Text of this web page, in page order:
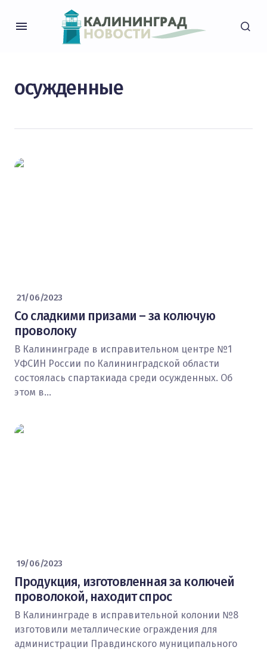
осужденные
21/06/2023
Со сладкими призами – за колючую
проволоку
В Калининграде в исправительном центре №1
УФСИН России по Калининградской области
состоялась спартакиада среди осужденных. Об
этом в…
19/06/2023
Продукция, изготовленная за колючей
проволокой, находит спрос
В Калининграде в исправительной колонии №8
изготовили металлические ограждения для
администрации Правдинского муниципального